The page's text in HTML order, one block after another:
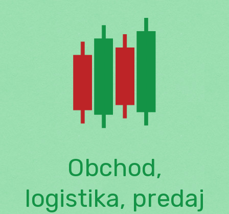
Obchod,
logistika, predaj